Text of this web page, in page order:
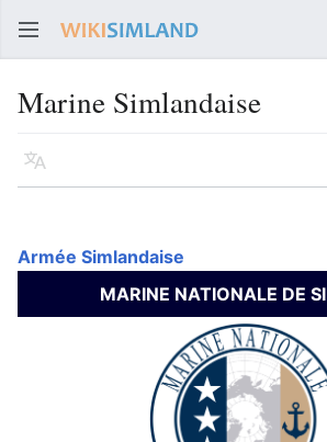
Marine Simlandaise
Langue
Armée Simlandaise
MARINE NATIONALE DE